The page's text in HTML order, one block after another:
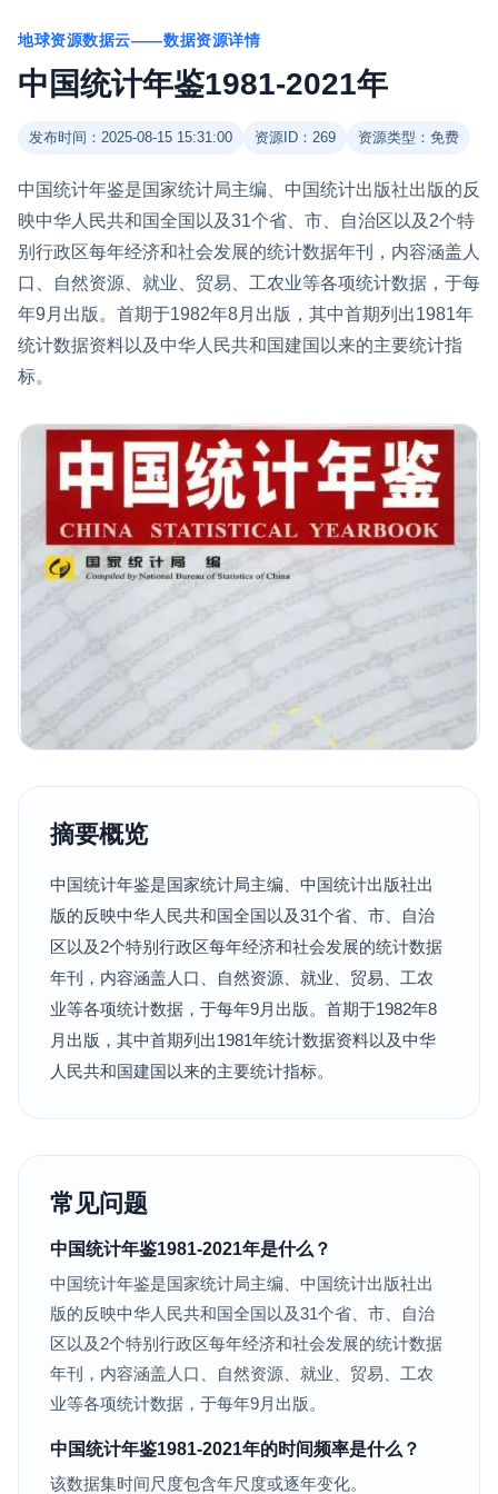
地球资源数据云——数据资源详情
中国统计年鉴1981-2021年
发布时间：2025-08-15 15:31:00 资源ID：269 资源类型：免费
中国统计年鉴是国家统计局主编、中国统计出版社出版的反
映中华人民共和国全国以及31个省、市、自治区以及2个特
别行政区每年经济和社会发展的统计数据年刊，内容涵盖人
口、自然资源、就业、贸易、工农业等各项统计数据，于每
年9月出版。首期于1982年8月出版，其中首期列出1981年
统计数据资料以及中华人民共和国建国以来的主要统计指
标。
摘要概览
中国统计年鉴是国家统计局主编、中国统计出版社出
版的反映中华人民共和国全国以及31个省、市、自治
区以及2个特别行政区每年经济和社会发展的统计数据
年刊，内容涵盖人口、自然资源、就业、贸易、工农
业等各项统计数据，于每年9月出版。首期于1982年8
月出版，其中首期列出1981年统计数据资料以及中华
人民共和国建国以来的主要统计指标。
常见问题
中国统计年鉴1981-2021年是什么？
中国统计年鉴是国家统计局主编、中国统计出版社出
版的反映中华人民共和国全国以及31个省、市、自治
区以及2个特别行政区每年经济和社会发展的统计数据
年刊，内容涵盖人口、自然资源、就业、贸易、工农
业等各项统计数据，于每年9月出版。
中国统计年鉴1981-2021年的时间频率是什么？
该数据集时间尺度包含年尺度或逐年变化。